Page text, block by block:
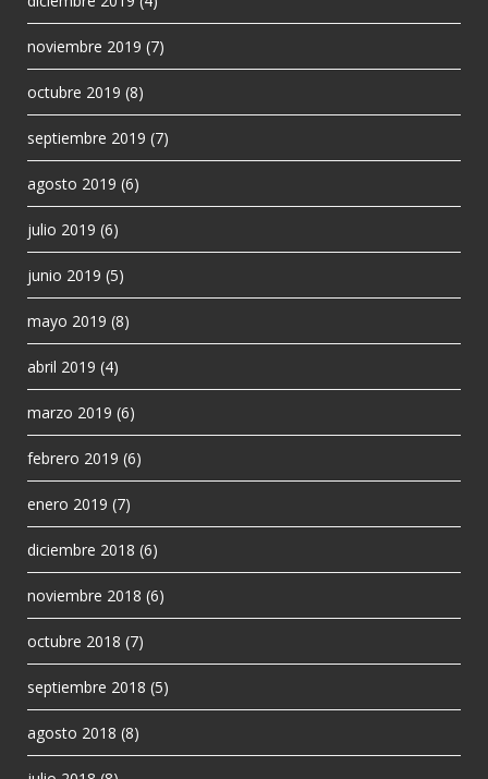
noviembre 2019 (7)
octubre 2019 (8)
septiembre 2019 (7)
agosto 2019 (6)
julio 2019 (6)
junio 2019 (5)
mayo 2019 (8)
abril 2019 (4)
marzo 2019 (6)
febrero 2019 (6)
enero 2019 (7)
diciembre 2018 (6)
noviembre 2018 (6)
octubre 2018 (7)
septiembre 2018 (5)
agosto 2018 (8)